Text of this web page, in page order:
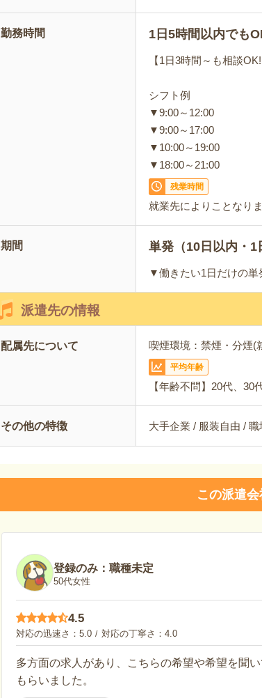
勤務時間 1日5時間以内でも
【1日3時間～も相談
シフト例
▼9:00～12:00
▼9:00～17:00
▼10:00～19:00
▼18:00～21:00
残業時間
就業先によりことなり
期間 単発（10日以内・1
▼働きたい1日だけの
派遣先の情報
配属先について 喫煙環境：禁煙・分煙(
平均年齢
【年齢不問】20代、30
その他の特徴 大手企業 / 服装自由 /
この派遣
登録のみ：職種未定
50代女性
4.5
対応の迅速さ 5.0 対応の丁寧さ 4.0
多方面の求人があり、こちらの希望や希望を聞
もらいました。